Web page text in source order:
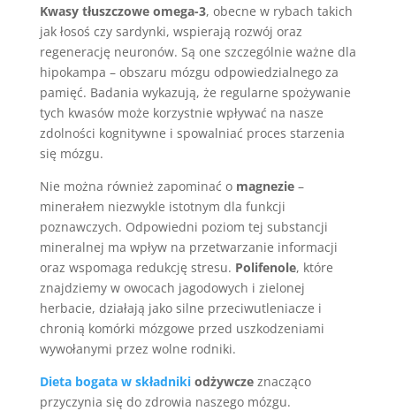
Kwasy tłuszczowe omega-3, obecne w rybach takich
jak łosoś czy sardynki, wspierają rozwój oraz
regenerację neuronów. Są one szczególnie ważne dla
hipokampa – obszaru mózgu odpowiedzialnego za
pamięć. Badania wykazują, że regularne spożywanie
tych kwasów może korzystnie wpływać na nasze
zdolności kognitywne i spowalniać proces starzenia
się mózgu.
Nie można również zapominać o magnezie–
minerałem niezwykle istotnym dla funkcji
poznawczych. Odpowiedni poziom tej substancji
mineralnej ma wpływ na przetwarzanie informacji
oraz wspomaga redukcję stresu. Polifenole, które
znajdziemy w owocach jagodowych i zielonej
herbacie, działają jako silne przeciwutleniacze i
chronią komórki mózgowe przed uszkodzeniami
wywołanymi przez wolne rodniki.
Dieta bogata w składnikiodżywczeznacząco
przyczynia się do zdrowia naszego mózgu.